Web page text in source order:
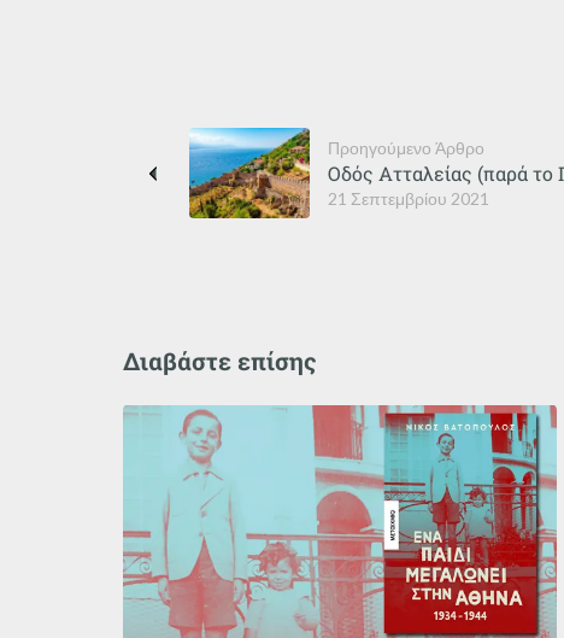
Προηγούμενο Άρθρο
21 Σεπτεμβρίου 2021
Οδός Ατταλείας (παρά το
Διαβάστε επίσης